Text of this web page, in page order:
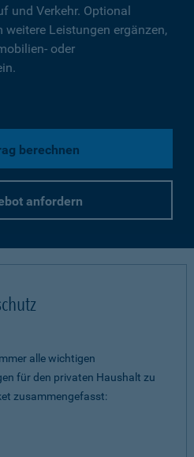
und Verkehr. Optional
Leistungen ergänzen,
oder
berechnen
anfordern
alle wichtigen
für den privaten Haushalt zu
zusammengefasst: